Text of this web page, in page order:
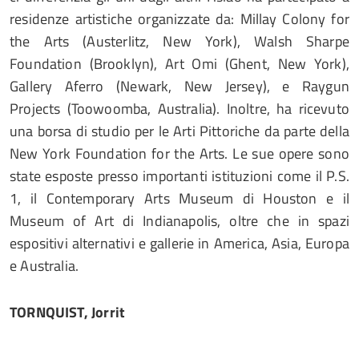
residenze artistiche organizzate da: Millay Colony for
the Arts (Austerlitz, New York), Walsh Sharpe
Foundation (Brooklyn), Art Omi (Ghent, New York),
Gallery Aferro (Newark, New Jersey), e Raygun
Projects (Toowoomba, Australia). Inoltre, ha ricevuto
una borsa di studio per le Arti Pittoriche da parte della
New York Foundation for the Arts. Le sue opere sono
state esposte presso importanti istituzioni come il P.S.
1, il Contemporary Arts Museum di Houston e il
Museum of Art di Indianapolis, oltre che in spazi
espositivi alternativi e gallerie in America, Asia, Europa
e Australia.
TORNQUIST, Jorrit